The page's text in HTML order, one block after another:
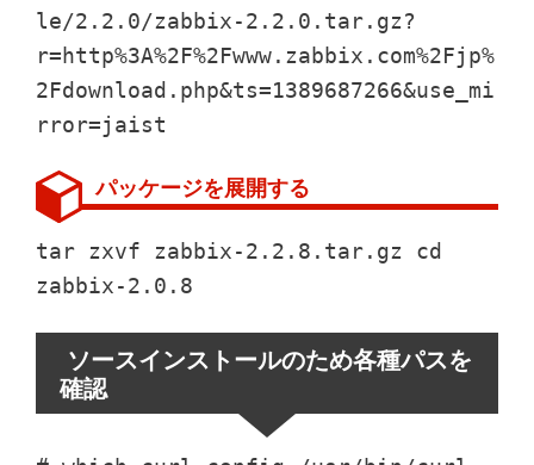
le/2.2.0/zabbix-2.2.0.tar.gz?
r=http%3A%2F%2Fwww.zabbix.com%2Fjp%
2Fdownload.php&ts=1389687266&use_mi
rror=jaist
パッケージを展開する
tar zxvf zabbix-2.2.8.tar.gz cd
zabbix-2.0.8
ソースインストールのため各種パスを
確認